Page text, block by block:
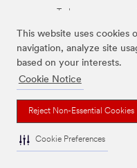
This website uses cookies
navigation, analyze site
based on your interests.
Cookie Notice
Reject Non-Essential Cookies
Cookie Preferences
Todas as marcas